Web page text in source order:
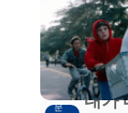
문
내가